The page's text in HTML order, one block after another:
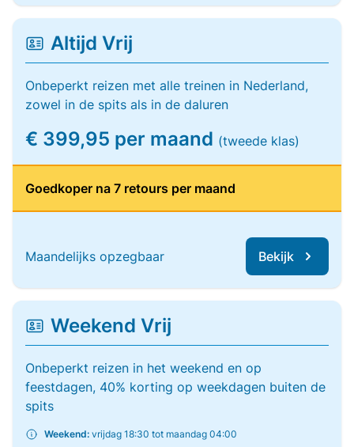
Altijd Vrij
Onbeperkt reizen met alle treinen in Nederland,
zowel in de spits als in de daluren
€ 399,95 per maand (tweede klas)
Goedkoper na 7 retours per maand
Maandelijks opzegbaar Bekijk
Weekend Vrij
Onbeperkt reizen in het weekend en op
feestdagen, 40% korting op weekdagen buiten de
spits
Weekend: vrijdag 18:30 tot maandag 04:00